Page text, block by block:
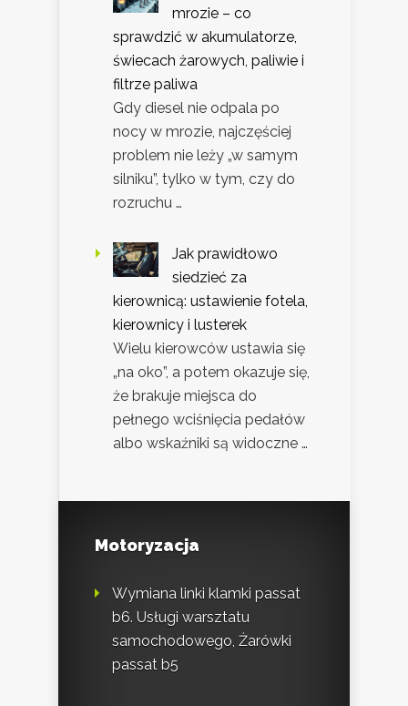
mrozie – co
sprawdzić w akumulatorze,
świecach żarowych, paliwie i
filtrze paliwa
Gdy diesel nie odpala po
nocy w mrozie, najczęściej
problem nie leży „w samym
silniku”, tylko w tym, czy do
rozruchu …
Jak prawidłowo
siedzieć za
kierownicą: ustawienie fotela,
kierownicy i lusterek
Wielu kierowców ustawia się
„na oko”, a potem okazuje się,
że brakuje miejsca do
pełnego wciśnięcia pedałów
albo wskaźniki są widoczne …
Motoryzacja
Wymiana linki klamki passat
b6. Usługi warsztatu
samochodowego, Żarówki
passat b5